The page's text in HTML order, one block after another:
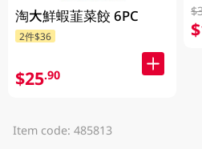
淘大鮮蝦韮菜餃 6PC
2件$36
$25.90
Item code: 485813